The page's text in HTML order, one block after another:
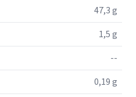
47,3 g
1,5 g
--
0,19 g